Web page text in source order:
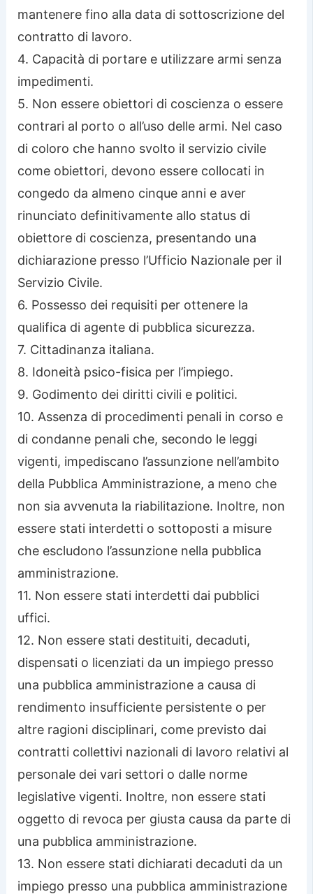
mantenere fino alla data di sottoscrizione del
contratto di lavoro.
4. Capacità di portare e utilizzare armi senza
impedimenti.
5. Non essere obiettori di coscienza o essere
contrari al porto o all’uso delle armi. Nel caso
di coloro che hanno svolto il servizio civile
come obiettori, devono essere collocati in
congedo da almeno cinque anni e aver
rinunciato definitivamente allo status di
obiettore di coscienza, presentando una
dichiarazione presso l’Ufficio Nazionale per il
Servizio Civile.
6. Possesso dei requisiti per ottenere la
qualifica di agente di pubblica sicurezza.
7. Cittadinanza italiana.
8. Idoneità psico-fisica per l’impiego.
9. Godimento dei diritti civili e politici.
10. Assenza di procedimenti penali in corso e
di condanne penali che, secondo le leggi
vigenti, impediscano l’assunzione nell’ambito
della Pubblica Amministrazione, a meno che
non sia avvenuta la riabilitazione. Inoltre, non
essere stati interdetti o sottoposti a misure
che escludono l’assunzione nella pubblica
amministrazione.
11. Non essere stati interdetti dai pubblici
uffici.
12. Non essere stati destituiti, decaduti,
dispensati o licenziati da un impiego presso
una pubblica amministrazione a causa di
rendimento insufficiente persistente o per
altre ragioni disciplinari, come previsto dai
contratti collettivi nazionali di lavoro relativi al
personale dei vari settori o dalle norme
legislative vigenti. Inoltre, non essere stati
oggetto di revoca per giusta causa da parte di
una pubblica amministrazione.
13. Non essere stati dichiarati decaduti da un
impiego presso una pubblica amministrazione